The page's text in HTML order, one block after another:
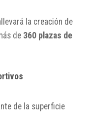
la creación de
de 360 plazas de
de la superficie